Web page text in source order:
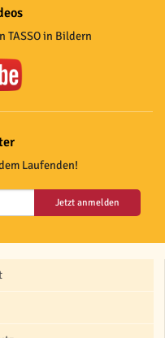
TASSO in Bildern
Laufenden!
Jetzt anmelden